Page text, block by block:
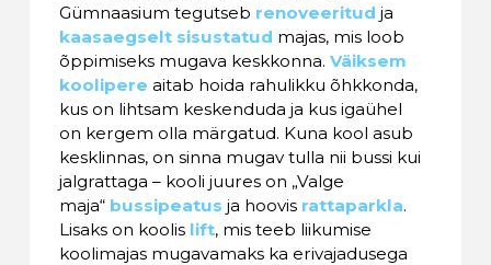
Gümnaasium tegutseb renoveeritud ja
kaasaegselt sisustatud majas, mis loob
õppimiseks mugava keskkonna. Väiksem
koolipere aitab hoida rahulikku õhkkonda,
kus on lihtsam keskenduda ja kus igaühel
on kergem olla märgatud. Kuna kool asub
kesklinnas, on sinna mugav tulla nii bussi kui
jalgrattaga – kooli juures on „Valge
maja“ bussipeatus ja hoovis rattaparkla.
Lisaks on koolis lift, mis teeb liikumise
koolimajas mugavamaks ka erivajadusega